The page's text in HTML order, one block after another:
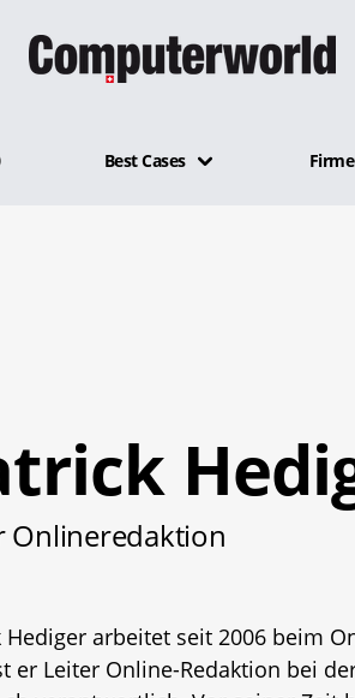
Best Cases
Onlineredaktion
Hediger arbeitet seit 2006 beim
er Leiter Online-Redaktion bei